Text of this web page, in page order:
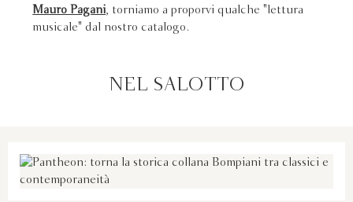
Mauro Pagani, torniamo a proporvi qualche "lettura
musicale" dal nostro catalogo.
NEL SALOTTO